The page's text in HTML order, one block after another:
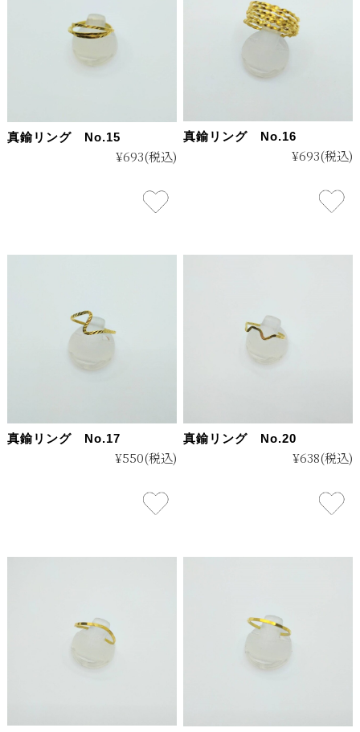
真鍮リング No.15
¥693(税込)
真鍮リング No.16
¥693(税込)
真鍮リング No.17
¥550(税込)
真鍮リング No.20
¥638(税込)